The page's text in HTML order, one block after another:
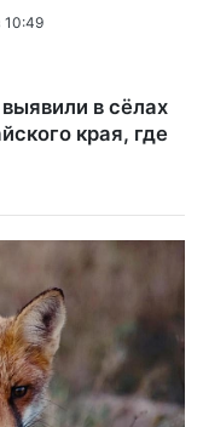
10:49
в сёлах
края, где